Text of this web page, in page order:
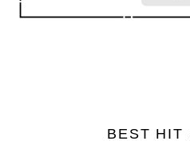
BEST HIT